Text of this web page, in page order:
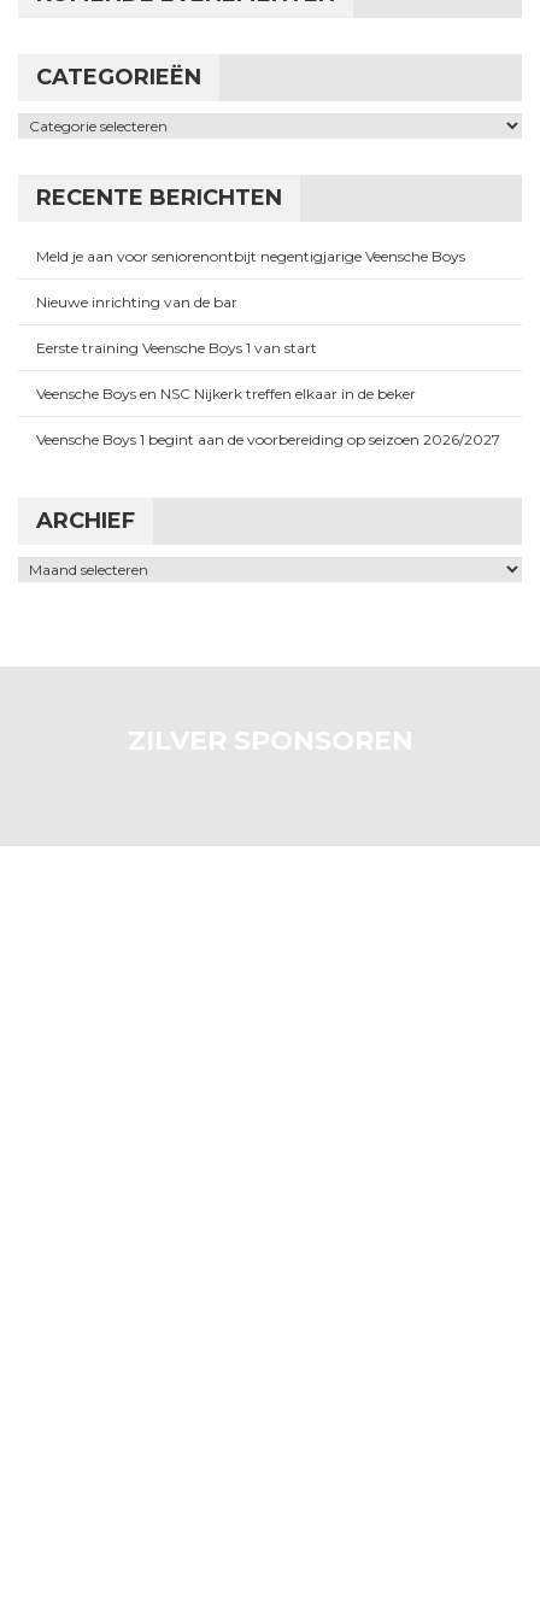
CATEGORIEËN
Categorieën
RECENTE BERICHTEN
Meld je aan voor seniorenontbijt negentigjarige Veensche Boys
Nieuwe inrichting van de bar
Eerste training Veensche Boys 1 van start
Veensche Boys en NSC Nijkerk treffen elkaar in de beker
Veensche Boys 1 begint aan de voorbereiding op seizoen 2026/2027
ARCHIEF
Archief
ZILVER SPONSOREN